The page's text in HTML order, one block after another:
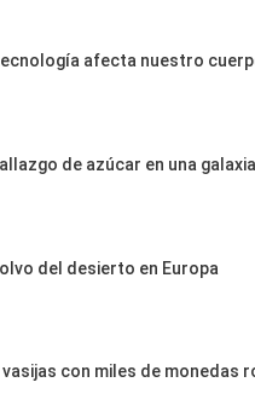
afecta nuestro
de azúcar en una galaxia
del desierto en Europa
vasijas con miles de monedas